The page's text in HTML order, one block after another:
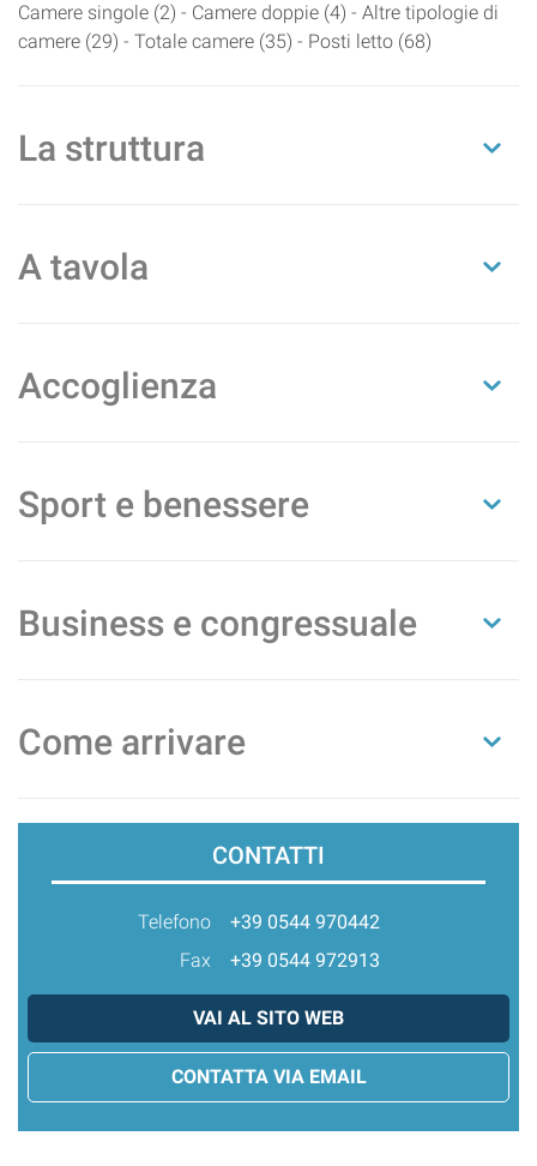
Camere singole (2) - Camere doppie (4) - Altre tipologie di
camere (29) - Totale camere (35) - Posti letto (68)
La struttura
A tavola
Accoglienza
Sport e benessere
Business e congressuale
Come arrivare
CONTATTI
Telefono
+39 0544 970442
Fax
+39 0544 972913
VAI AL SITO WEB
CONTATTA VIA EMAIL